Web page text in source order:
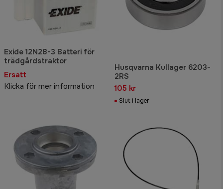
Exide 12N28-3 Batteri för
trädgårdstraktor
Ersatt
Klicka för mer information
Husqvarna Kullager 6203-
2RS
105 kr
Slut i lager